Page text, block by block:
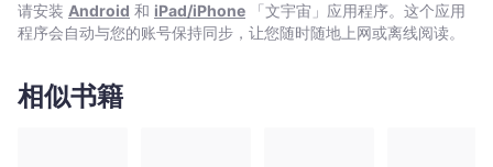
享有這麼大的聲量？拉森比以絕佳的報導能力，並精準調查科比的
種種考驗,成就與艱困之處，將此書呈現給您。」——喬納森·阿布拉
一書出版，我們領悟到早該給予作者羅倫．拉森比他該有的地位
了：當代最優秀的運動傳記作家。先是無比驚艷的《麥可喬丹
请安装 Android 和 iPad/iPhone 「文宇宙」应用程序。这个应用
程序会自动与您的账号保持同步，让您随时随地上网或离线阅读。
相似书籍